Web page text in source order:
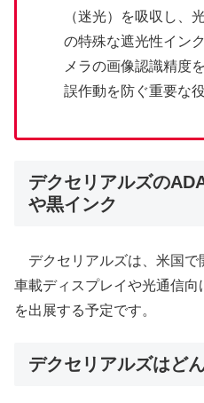
（迷光）を吸収し、
の特殊な遮光性イン
メラの画像認識精度
誤作動を防ぐ重要な
デクセリアルズの
や黒インク
デクセリアルズは、米国で
車載ディスプレイや光通信向
を出展する予定です。
デクセリアルズはど